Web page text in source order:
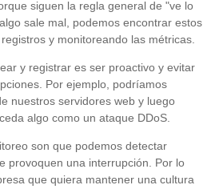
siguen la regla general de "ve lo
sale mal, podemos encontrar estos
y monitoreando las métricas.
y registrar es ser proactivo y evitar
Por ejemplo, podríamos
nuestros servidores web y luego
algo como un ataque DDoS.
son que podemos detectar
provoquen una interrupción. Por lo
que quiera mantener una cultura